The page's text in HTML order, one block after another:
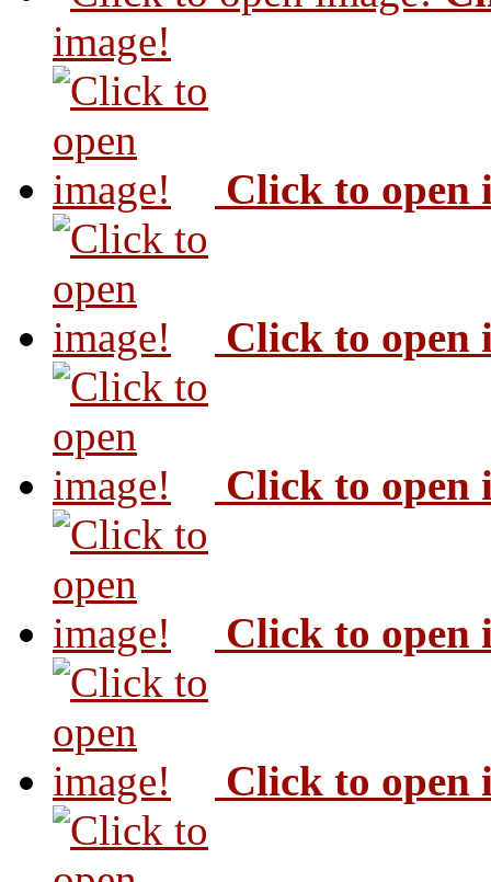
image!
Click to open
Click to open
Click to open
Click to open
Click to open